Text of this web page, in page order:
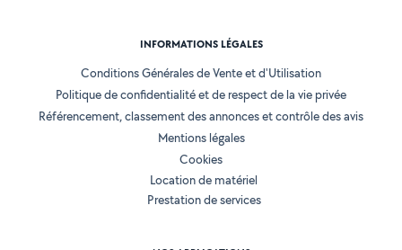
INFORMATIONS LÉGALES
Conditions Générales de Vente et d'Utilisation
Politique de confidentialité et de respect de la vie privée
Référencement, classement des annonces et contrôle des avis
Mentions légales
Cookies
Location de matériel
Prestation de services